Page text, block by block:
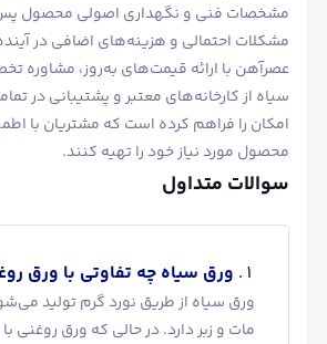
مشخصات فنی و نگهداری اصولی محصول پس
مشکلات احتمالی و هزینه‌های اضافی در
عصرآهن با ارائه قیمت‌های به‌روز، مشاوره
سیاه از کارخانه‌های معتبر و پشتیبانی در
امکان را فراهم کرده است که مشتریان با
محصول مورد نیاز خود را تهیه کنند.
سوالات متداول
ورق سیاه چه تفاوتی با ورق
ورق سیاه از طریق نورد گرم تولید
مات و زبر دارد. در حالی که ورق روغنی